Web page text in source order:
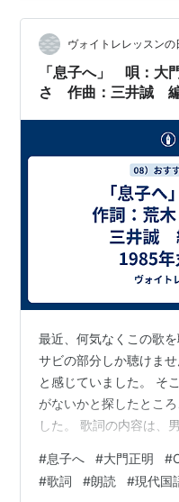
ヴォイトレレッスン
「息子へ」 唄：大
さ 作曲：三井誠
最近、何気なくこの歌
サビの部分しか聴けま
と感じていました。 そ
がないかと探したとこ
した。 歌詞の内容は、
詞は俳優の大門正明さ
ら作ったそうですが、
#息子へ #大門正明 #
#歌詞 #朗読 #現代国